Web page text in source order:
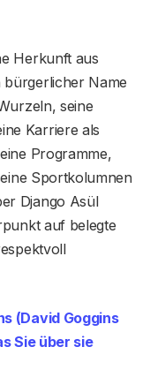
Herkunft aus
bürgerlicher Name
seine
Karriere als
Programme,
Sportkolumnen
Django Asül
auf belegte
(David Goggins
Sie über sie